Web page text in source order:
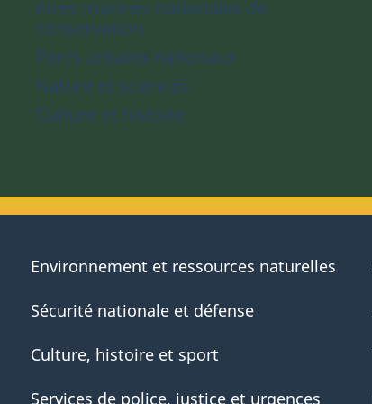
Aires marines nationales de
conservation
Parcs urbains nationaux
Nature et sciences
Culture et histoire
Environnement et ressources naturelles
Sécurité nationale et défense
Culture, histoire et sport
Services de police, justice et urgences